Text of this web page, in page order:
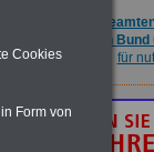
in
für
Cookies
Form von